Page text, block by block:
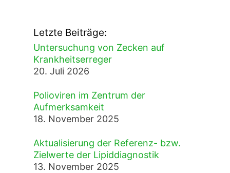
Letzte Beiträge:
Untersuchung von Zecken auf
Krankheitserreger
20. Juli 2026
Polioviren im Zentrum der
Aufmerksamkeit
18. November 2025
Aktualisierung der Referenz- bzw.
Zielwerte der Lipiddiagnostik
13. November 2025